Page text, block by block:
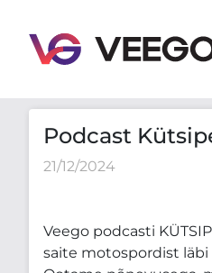
Podcast Kütsipeatus:
Podcast
21/12/2024
Veego podcasti
saite motospordist